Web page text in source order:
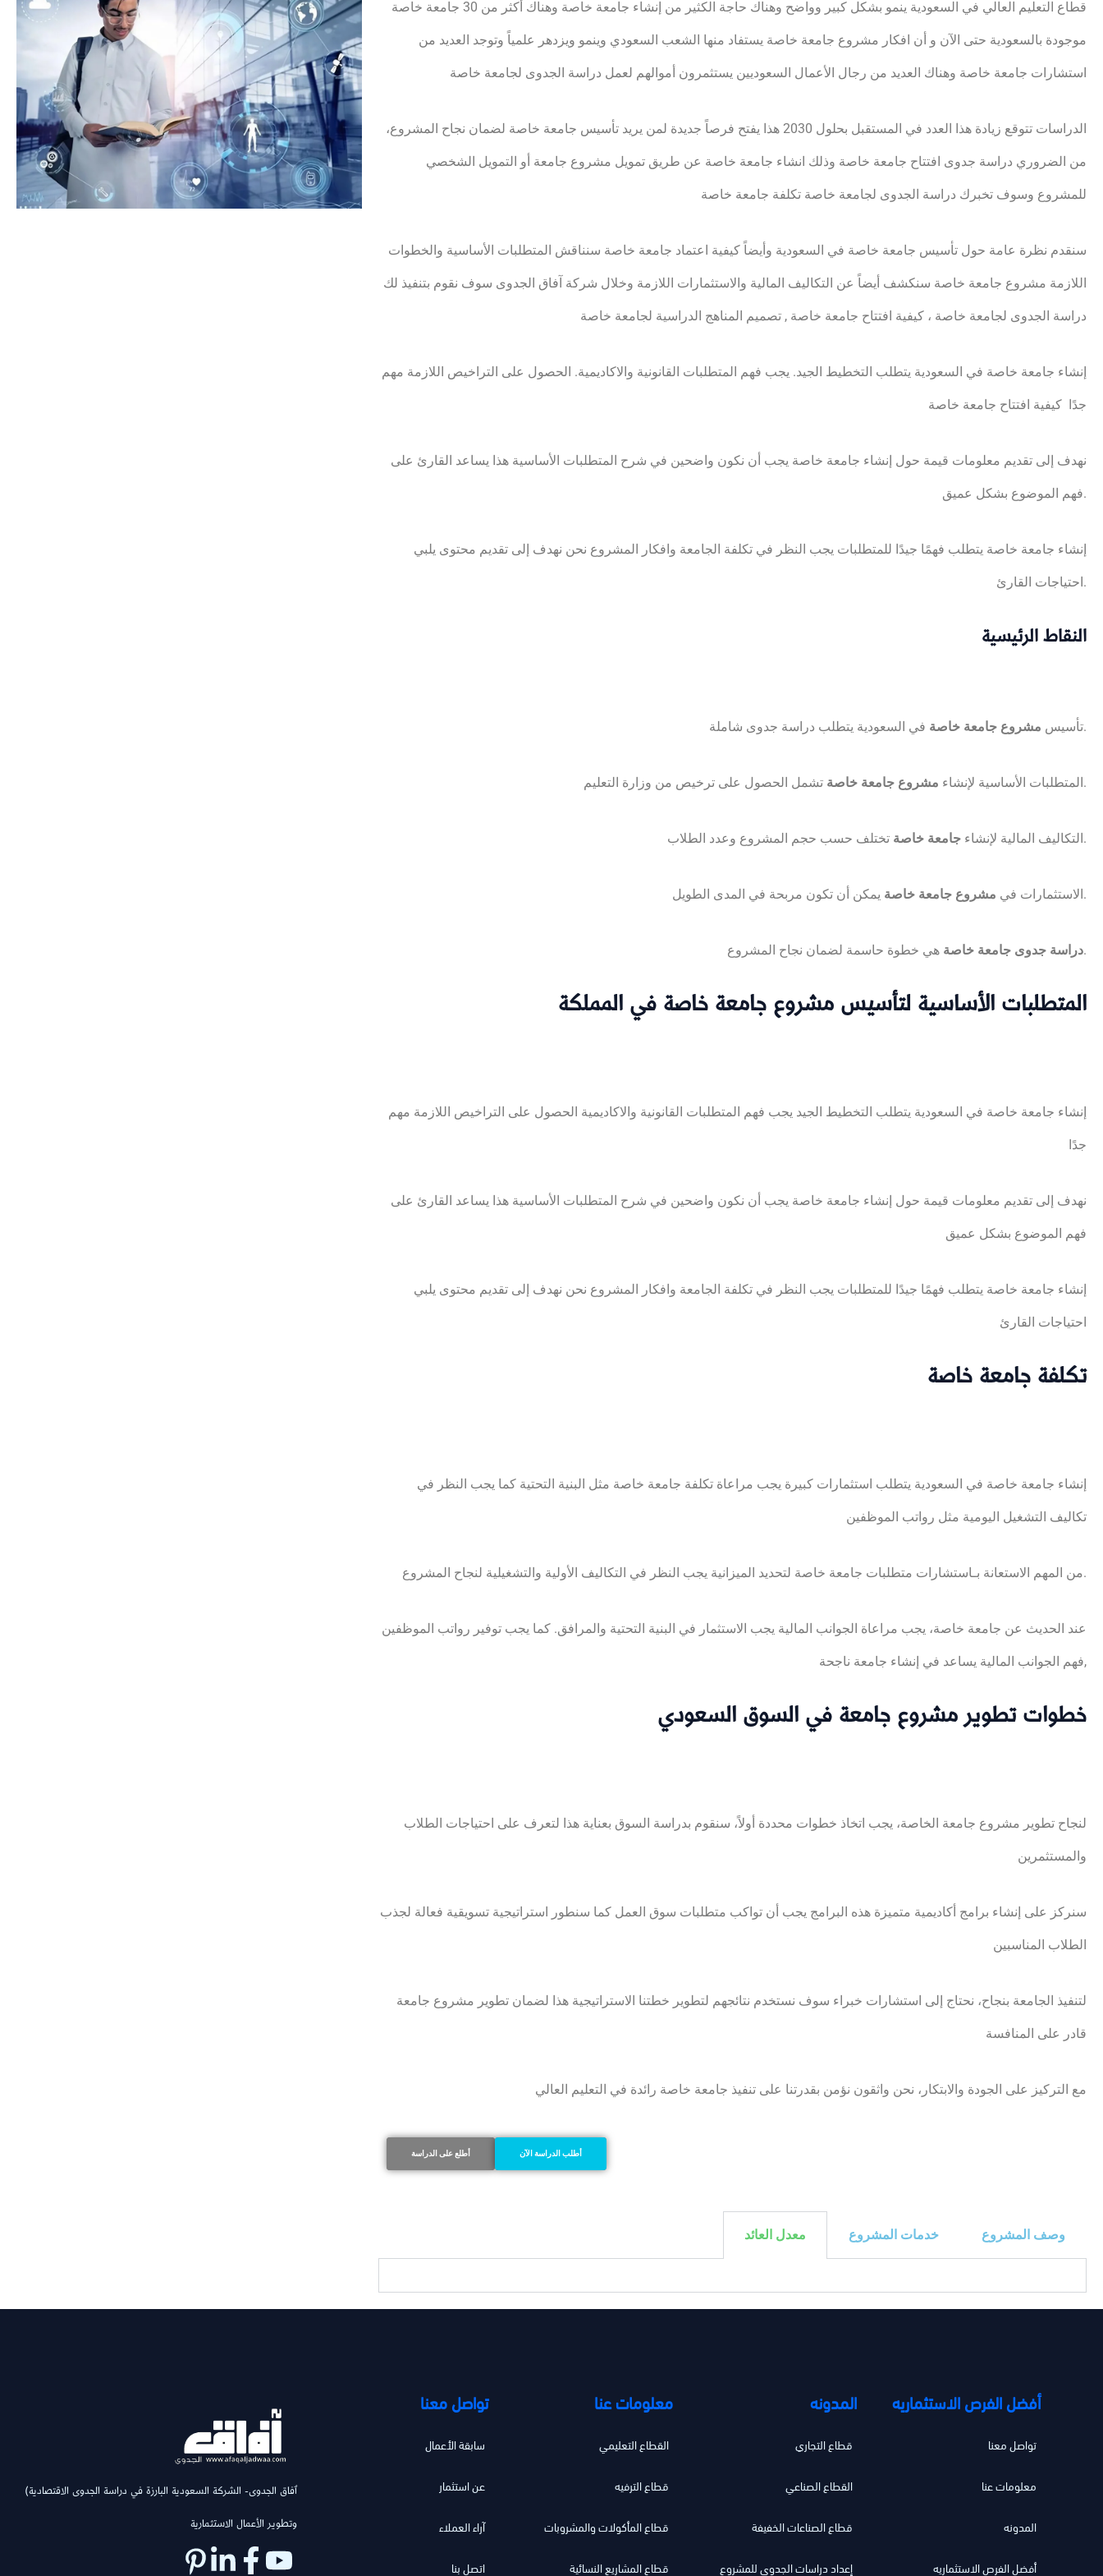
قطاع التعليم العالي في السعودية ينمو بشكل كبير وواضح وهناك حاجة الكثير من إنشاء جامعة خاصة وهناك أكثر من 30 جامعة خاصة
موجودة بالسعودية حتى الآن و أن افكار مشروع جامعة خاصة يستفاد منها الشعب السعودي وينمو ويزدهر علمياً وتوجد العديد من
استشارات جامعة خاصة وهناك العديد من رجال الأعمال السعوديين يستثمرون أموالهم لعمل دراسة الجدوى لجامعة خاصة
الدراسات تتوقع زيادة هذا العدد في المستقبل بحلول 2030 هذا يفتح فرصاً جديدة لمن يريد تأسيس جامعة خاصة لضمان نجاح المشروع،
من الضروري دراسة جدوى افتتاح جامعة خاصة وذلك انشاء جامعة خاصة عن طريق تمويل مشروع جامعة أو التمويل الشخصي
للمشروع وسوف تخبرك دراسة الجدوى لجامعة خاصة تكلفة جامعة خاصة
سنقدم نظرة عامة حول تأسيس جامعة خاصة في السعودية وأيضاً كيفية اعتماد جامعة خاصة سنناقش المتطلبات الأساسية والخطوات
اللازمة مشروع جامعة خاصة سنكشف أيضاً عن التكاليف المالية والاستثمارات اللازمة وخلال شركة آفاق الجدوى سوف نقوم بتنفيذ لك
دراسة الجدوى لجامعة خاصة ، كيفية افتتاح جامعة خاصة , تصميم المناهج الدراسية لجامعة خاصة
إنشاء جامعة خاصة في السعودية يتطلب التخطيط الجيد. يجب فهم المتطلبات القانونية والاكاديمية. الحصول على التراخيص اللازمة مهم
جدًا كيفية افتتاح جامعة خاصة
نهدف إلى تقديم معلومات قيمة حول إنشاء جامعة خاصة يجب أن نكون واضحين في شرح المتطلبات الأساسية هذا يساعد القارئ على
فهم الموضوع بشكل عميق.
إنشاء جامعة خاصة يتطلب فهمًا جيدًا للمتطلبات يجب النظر في تكلفة الجامعة وافكار المشروع نحن نهدف إلى تقديم محتوى يلبي
احتياجات القارئ.
النقاط الرئيسية
تأسيس مشروع جامعة خاصة في السعودية يتطلب دراسة جدوى شاملة.
المتطلبات الأساسية لإنشاء مشروع جامعة خاصة تشمل الحصول على ترخيص من وزارة التعليم.
التكاليف المالية لإنشاءجامعة خاصة تختلف حسب حجم المشروع وعدد الطلاب.
الاستثمارات في مشروع جامعة خاصة يمكن أن تكون مربحة في المدى الطويل.
دراسة جدوى جامعة خاصةهي خطوة حاسمة لضمان نجاح المشروع.
المتطلبات الأساسية لتأسيس مشروع جامعة خاصة في المملكة
إنشاء جامعة خاصة في السعودية يتطلب التخطيط الجيد يجب فهم المتطلبات القانونية والاكاديمية الحصول على التراخيص اللازمة مهم
جدًا
نهدف إلى تقديم معلومات قيمة حول إنشاء جامعة خاصة يجب أن نكون واضحين في شرح المتطلبات الأساسية هذا يساعد القارئ على
فهم الموضوع بشكل عميق
إنشاء جامعة خاصة يتطلب فهمًا جيدًا للمتطلبات يجب النظر في تكلفة الجامعة وافكار المشروع نحن نهدف إلى تقديم محتوى يلبي
احتياجات القارئ
تكلفة جامعة خاصة
إنشاء جامعة خاصة في السعودية يتطلب استثمارات كبيرة يجب مراعاة تكلفة جامعة خاصة مثل البنية التحتية كما يجب النظر في
تكاليف التشغيل اليومية مثل رواتب الموظفين
من المهم الاستعانة بـاستشارات متطلبات جامعة خاصة لتحديد الميزانية يجب النظر في التكاليف الأولية والتشغيلية لنجاح المشروع.
عند الحديث عن جامعة خاصة، يجب مراعاة الجوانب المالية يجب الاستثمار في البنية التحتية والمرافق. كما يجب توفير رواتب الموظفين
,فهم الجوانب المالية يساعد في إنشاء جامعة ناجحة
خطوات تطوير مشروع جامعة في السوق السعودي
لنجاح تطوير مشروع جامعة الخاصة، يجب اتخاذ خطوات محددة أولاً، سنقوم بدراسة السوق بعناية هذا لتعرف على احتياجات الطلاب
والمستثمرين
سنركز على إنشاء برامج أكاديمية متميزة هذه البرامج يجب أن تواكب متطلبات سوق العمل كما سنطور استراتيجية تسويقية فعالة لجذب
الطلاب المناسبين
لتنفيذ الجامعة بنجاح، نحتاج إلى استشارات خبراء سوف نستخدم نتائجهم لتطوير خطتنا الاستراتيجية هذا لضمان تطوير مشروع جامعة
قادر على المنافسة
مع التركيز على الجودة والابتكار، نحن واثقون نؤمن بقدرتنا على تنفيذ جامعة خاصة رائدة في التعليم العالي
أطلع على الدراسة أطلب الدراسة الآن
معدل العائد خدمات المشروع وصف المشروع
(ٱفاق الجدوى- الشركة السعودية البارزة في دراسة الجدوى الاقتصادية
وتطوير الأعمال الاستثمارية
تواصل معنا
سابقة الأعمال
عن استثمار
آراء العملاء
اتصل بنا
معلومات عنا
القطاع التعليمي
قطاع الترفيه
قطاع المأكولات والمشروبات
قطاع المشاريع النسائية
المدونه
قطاع التجاري
القطاع الصناعي
قطاع الصناعات الخفيفة
إعداد دراسات الجدوى للمشروع
أفضل الفرص الاستثماريه
تواصل معنا
معلومات عنا
المدونه
أفضل الفرص الاستثماريه